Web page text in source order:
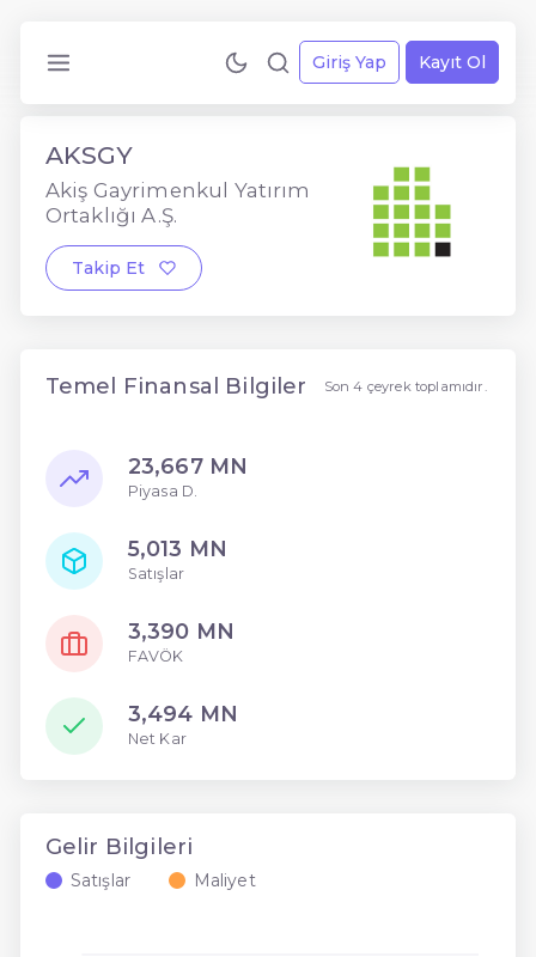
Giriş Yap Kayıt Ol
AKSGY
Akiş Gayrimenkul Yatırım
Ortaklığı A.Ş.
Takip Et
Temel Finansal Bilgiler Son 4 çeyrek toplamıdır.
23,667 MN
Piyasa D.
5,013 MN
Satışlar
3,390 MN
FAVÖK
3,494 MN
Net Kar
Gelir Bilgileri
Satışlar Maliyet